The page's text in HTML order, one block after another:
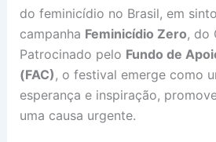
do feminicídio no Brasil, em
campanha Feminicídio Zero, do
Patrocinado pelo Fundo de
(FAC), o festival emerge como
esperança e inspiração,
uma causa urgente.